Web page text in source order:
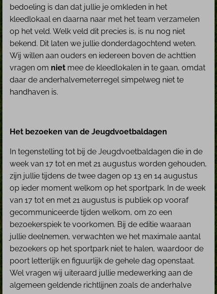
bedoeling is dan dat jullie je omkleden in het
kleedlokaal en daarna naar met het team verzamelen
op het veld. Welk veld dit precies is, is nu nog niet
bekend. Dit laten we jullie donderdagochtend weten.
Wij willen aan ouders en iedereen boven de achttien
vragen om niet mee de kleedlokalen in te gaan, omdat
daar de anderhalvemeterregel simpelweg niet te
handhaven is.
Het bezoeken van de Jeugdvoetbaldagen
In tegenstelling tot bij de Jeugdvoetbaldagen die in de
week van 17 tot en met 21 augustus worden gehouden,
zijn jullie tijdens de twee dagen op 13 en 14 augustus
op ieder moment welkom op het sportpark. In de week
van 17 tot en met 21 augustus is publiek op vooraf
gecommuniceerde tijden welkom, om zo een
bezoekerspiek te voorkomen. Bij de editie waaraan
jullie deelnemen, verwachten we het maximale aantal
bezoekers op het sportpark niet te halen, waardoor de
poort letterlijk en figuurlijk de gehele dag openstaat.
Wel vragen wij uiteraard jullie medewerking aan de
algemeen geldende richtlijnen zoals de anderhalve